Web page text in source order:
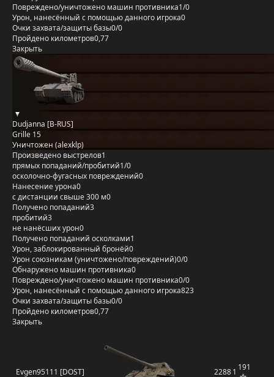
Повреждено/уничтожено машин противника1/0
Урон, нанесённый с помощью данного игрока0
Очки захвата/защиты базы0/0
Пройдено километров0,77
Закрыть
Dudjanna [B-RUS]
Grille 15
Уничтожен (alexklp)
Произведено выстрелов1
прямых попаданий/пробитий1/0
осколочно-фугасных повреждений0
Нанесение урона0
с дистанции свыше 300 м0
Получено попаданий3
пробитий3
не нанёсших урон0
Получено попаданий осколками1
Урон, заблокированный бронёй0
Урон союзникам (уничтожено/повреждений)0/0
Обнаружено машин противника0
Повреждено/уничтожено машин противника0/0
Урон, нанесённый с помощью данного игрока823
Очки захвата/защиты базы0/0
Пройдено километров0,77
Закрыть
Evgen95111 [DOST] 22881 191